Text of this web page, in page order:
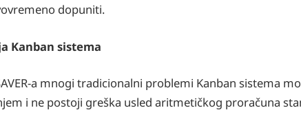
dopuniti.
Kanban sistema
a mnogi tradicionalni problemi Kanban sistema
i ne postoji greška usled aritmetičkog proračuna